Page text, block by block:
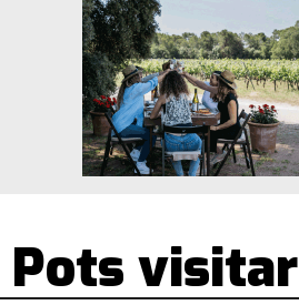
Pots visitar